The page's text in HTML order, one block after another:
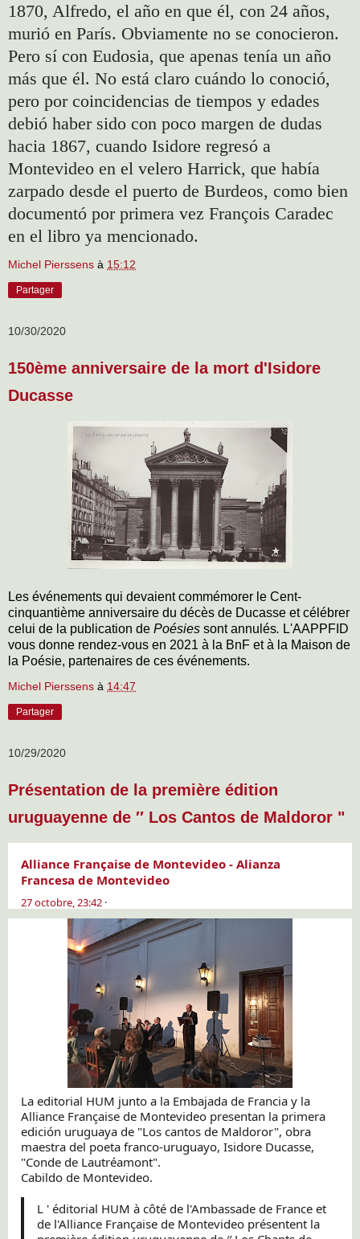
1870, Alfredo, el año en que él, con 24 años,
murió en París. Obviamente no se conocieron.
Pero sí con Eudosia, que apenas tenía un año
más que él. No está claro cuándo lo conoció,
pero por coincidencias de tiempos y edades
debió haber sido con poco margen de dudas
hacia 1867, cuando Isidore regresó a
Montevideo en el velero Harrick, que había
zarpado desde el puerto de Burdeos, como bien
documentó por primera vez François Caradec
en el libro ya mencionado.
Michel Pierssens à 15:12
Partager
10/30/2020
150ème anniversaire de la mort d'Isidore
Ducasse
Les événements qui devaient commémorer le Cent-
cinquantième anniversaire du décès de Ducasse et célébrer
celui de la publication de Poésies sont annulés. L'AAPPFID
vous donne rendez-vous en 2021 à la BnF et à la Maison de
la Poésie, partenaires de ces événements.
Michel Pierssens à 14:47
Partager
10/29/2020
Présentation de la première édition
uruguayenne de ′′ Los Cantos de Maldoror "
Alliance Française de Montevideo - Alianza
Francesa de Montevideo
27octobre,2
o
3
t
:
n
o
m
4
o
d
2 ·
La editorial HUM junto a la Embajada de Francia y la
Alliance Française de Montevideo presentan la primera
edición uruguaya de "Los cantos de Maldoror", obra
maestra del poeta franco-uruguayo, Isidore Ducasse,
"Conde de Lautréamont".
Cabildo de Montevideo.
L ' éditorial HUM à côté de l'Ambassade de France et
de l'Alliance Française de Montevideo présentent la